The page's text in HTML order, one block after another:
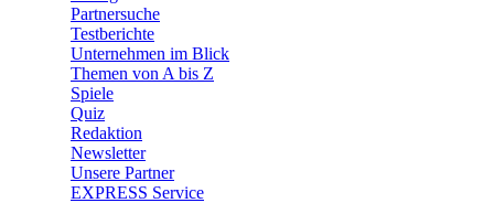
Partnersuche
Testberichte
Unternehmen im Blick
Themen von A bis Z
Spiele
Quiz
Redaktion
Newsletter
Unsere Partner
EXPRESS Service